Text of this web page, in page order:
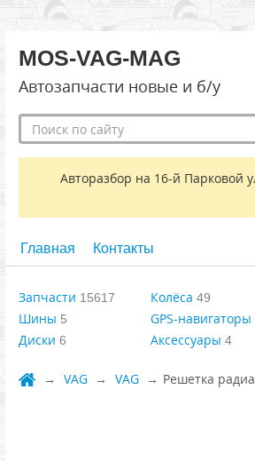
MOS-VAG-MAG
Автозапчасти новые и б/у
Авторазбор на 16-й Парковой
Главная Контакты
Запчасти 15617
Шины 5
Диски 6
Колёса 49
GPS-навигаторы
Аксессуары 4
VAG VAG Решетка